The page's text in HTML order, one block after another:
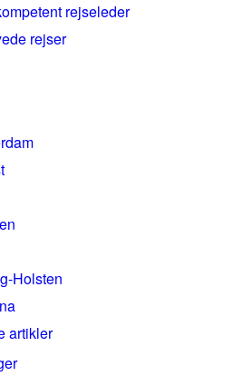
rejseleder
rejser
Holsten
artikler